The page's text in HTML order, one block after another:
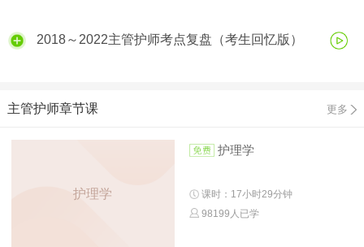
2018～2022主管护师考点复盘（考生回忆版）
主管护师章节课 更多
护理学
护理学
课时：17小时29分钟
98199人已学